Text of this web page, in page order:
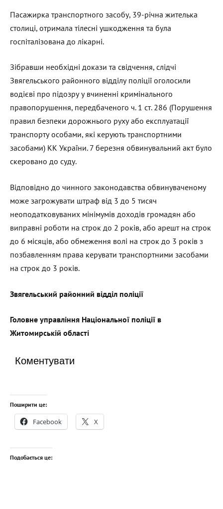
Пасажирка транспортного засобу, 39-річна жителька
столиці, отримала тілесні ушкодження та була
госпіталізована до лікарні.
Зібравши необхідні докази та свідчення, слідчі
Звягельського районного відділу поліції оголосили
водієві про підозру у вчиненні кримінального
правопорушення, передбаченого ч. 1 ст. 286 (Порушення
правил безпеки дорожнього руху або експлуатації
транспорту особами, які керують транспортними
засобами) КК України. 7 березня обвинувальний акт було
скеровано до суду.
Відповідно до чинного законодавства обвинуваченому
може загрожувати штраф від 3 до 5 тисяч
неоподатковуваних мінімумів доходів громадян або
виправні роботи на строк до 2 років, або арешт на строк
до 6 місяців, або обмеження волі на строк до 3 років з
позбавленням права керувати транспортними засобами
на строк до 3 років.
Звягельський районний відділ поліції
Головне управління Національної поліції в
Житомирській області
Коментувати
Поширити це:
Facebook X
Подобається це: